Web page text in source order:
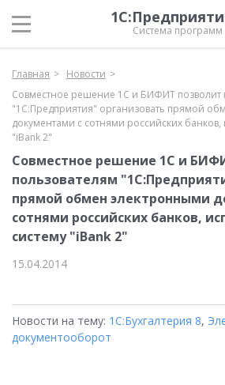
Система программ
Главная
Новости
Совместное решение 1С и БИФИТ позволит
"1С:Предприятия" организовать прямой
документами с сотнями российских
"iBank 2"
Совместное решение 1С и
пользователям
прямой обмен электронными
сотнями российских банков,
систему "iBank 2"
15.04.2014
Новости на тему: 1С:Бухгалтерия 8,
документооборот